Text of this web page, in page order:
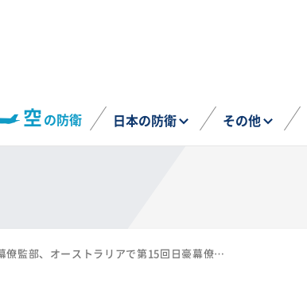
空の防衛 日本の防衛 その他
統合幕僚監部、オーストラリアで第15回日豪幕僚協議を実施（8月22日）